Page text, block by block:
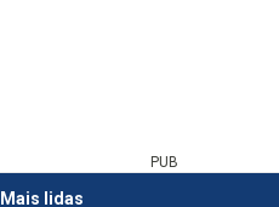
PUB
Mais lidas